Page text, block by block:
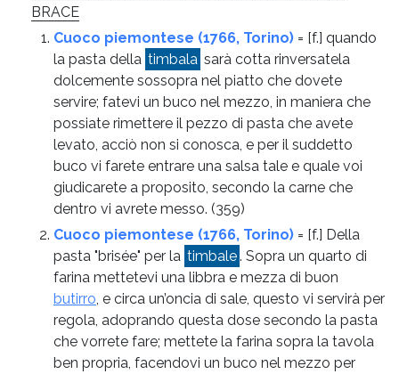
BRACE
Cuoco piemontese (1766, Torino) = [f.] quando
la pasta della timbala sarà cotta rinversatela
dolcemente sossopra nel piatto che dovete
servire; fatevi un buco nel mezzo, in maniera che
possiate rimettere il pezzo di pasta che avete
levato, acciò non si conosca, e per il suddetto
buco vi farete entrare una salsa tale e quale voi
giudicarete a proposito, secondo la carne che
dentro vi avrete messo. (359)
Cuoco piemontese (1766, Torino) = [f.] Della
pasta "brisée" per la timbale. Sopra un quarto di
farina mettetevi una libbra e mezza di buon
butirro, e circa un’oncia di sale, questo vi servirà per
regola, adoprando questa dose secondo la pasta
che vorrete fare; mettete la farina sopra la tavola
ben propria, facendovi un buco nel mezzo per